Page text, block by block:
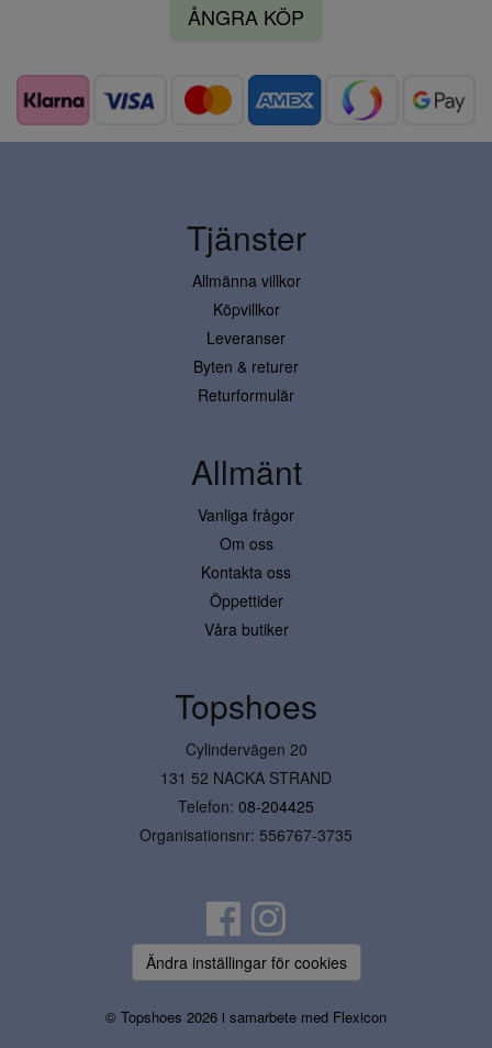
ÅNGRA KÖP
Tjänster
Allmänna villkor
Köpvillkor
Leveranser
Byten & returer
Returformulär
Allmänt
Vanliga frågor
Om oss
Kontakta oss
Öppettider
Våra butiker
Topshoes
Cylindervägen 20
131 52 NACKA STRAND
Telefon: 08-204425
Organisationsnr: 556767-3735
Ändra inställingar för cookies
© Topshoes 2026 i samarbete med Flexicon